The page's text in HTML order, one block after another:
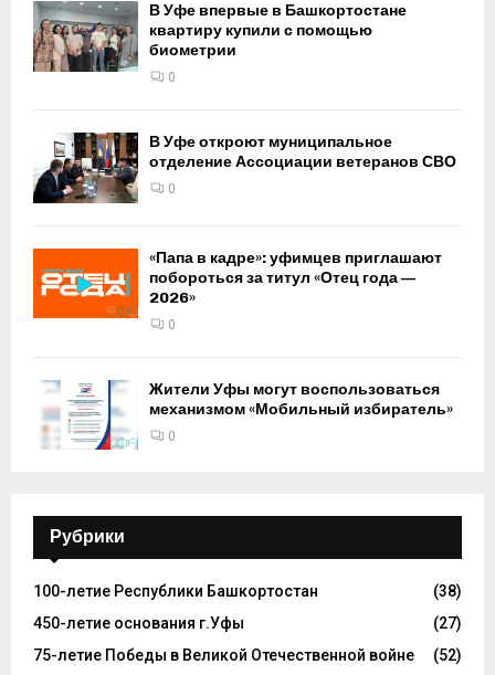
В Уфе впервые в Башкортостане
квартиру купили с помощью
биометрии
0
В Уфе откроют муниципальное
отделение Ассоциации ветеранов СВО
0
«Папа в кадре»: уфимцев приглашают
побороться за титул «Отец года —
2026»
0
Жители Уфы могут воспользоваться
механизмом «Мобильный избиратель»
0
Рубрики
100-летие Республики Башкортостан
(38)
450-летие основания г.Уфы
(27)
75-летие Победы в Великой Отечественной войне
(52)